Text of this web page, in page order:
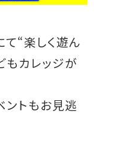
“楽しく遊ん
もカレッジが
トもお見逃